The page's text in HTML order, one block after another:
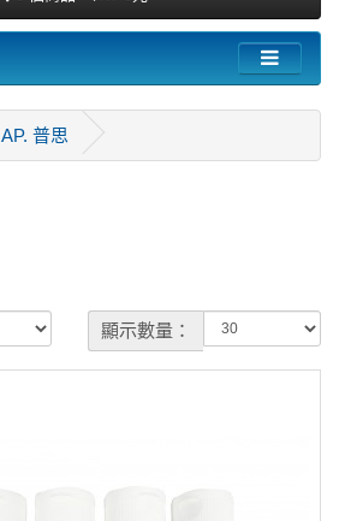
AP. 普思
顯示數量：